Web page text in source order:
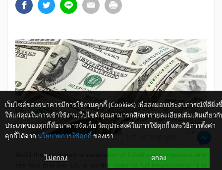
Amid the persistent acceleration of inflationary pressure and
เว็บไซต์ของธนาคารมีการใช้งานคุกกี้ (Cookies) เพื่อส่งมอบประสบการณ์ที่ดียิ่ง
ให้แก่คุณในการเข้าใช้งานเว็บไซต์ คุณสามารถศึกษารายละเอียดเพิ่มเติมเกี่ยวกั
ประเภทของคุกกี้ที่ธนาคารจัดเก็บ วัตถุประสงค์ในการใช้คุกกี้ และวิธีการตั้งค่า
คุกกี้ได้จาก นโยบายการใช้คุกกี้ ของเรา
ไม่ตกลง ตกลง